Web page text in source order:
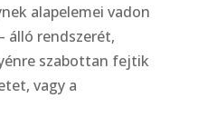
alapelemei vadon
álló rendszerét,
szabottan fejtik
vagy a